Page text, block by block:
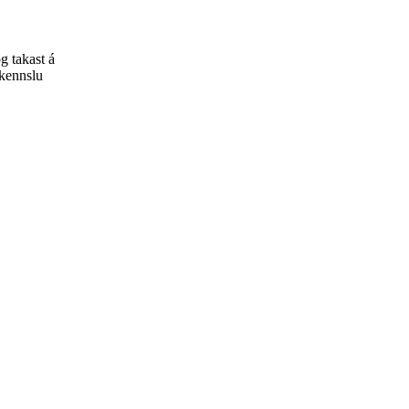
takast á